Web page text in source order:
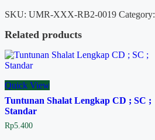
SKU: UMR-XXX-RB2-0019 Category:
Related products
Quick View
Tuntunan Shalat Lengkap CD ; SC ;
Standar
Rp5.400